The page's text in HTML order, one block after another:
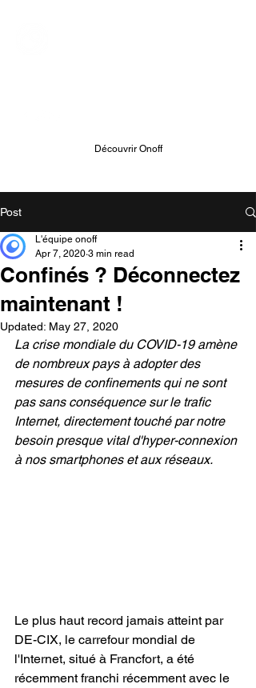
Découvrir Onoff
Post
Confinés ? Déconnectez
maintenant !
L'équipe onoff
Apr 7, 2020 3 min read
Updated: May 27, 2020
La crise mondiale du COVID-19 amène
de nombreux pays à adopter des
mesures de confinements qui ne sont
pas sans conséquence sur le trafic
Internet, directement touché par notre
besoin presque vital d'hyper-connexion
à nos smartphones et aux réseaux.
Le plus haut record jamais atteint par
DE-CIX, le carrefour mondial de
l'Internet, situé à Francfort, a été
récemment franchi récemment avec le